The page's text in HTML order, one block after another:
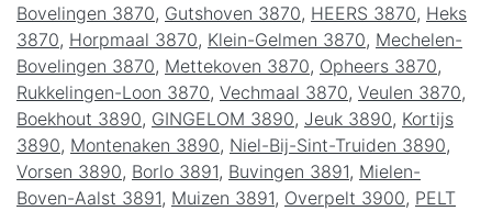
Bovelingen 3870, Gutshoven 3870, HEERS 3870, Heks
3870, Horpmaal 3870, Klein-Gelmen 3870, Mechelen-
Bovelingen 3870, Mettekoven 3870, Opheers 3870,
Rukkelingen-Loon 3870, Vechmaal 3870, Veulen 3870,
Boekhout 3890, GINGELOM 3890, Jeuk 3890, Kortijs
3890, Montenaken 3890, Niel-Bij-Sint-Truiden 3890,
Vorsen 3890, Borlo 3891, Buvingen 3891, Mielen-
Boven-Aalst 3891, Muizen 3891, Overpelt 3900, PELT